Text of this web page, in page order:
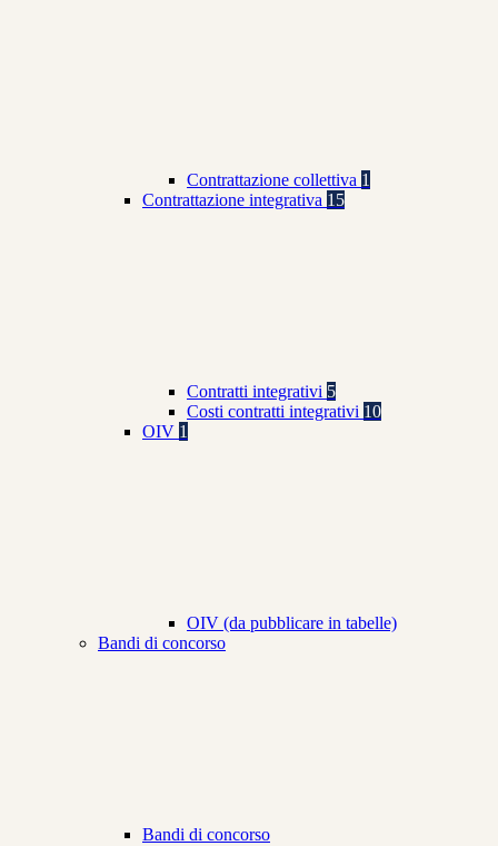
Contrattazione collettiva 1
Contrattazione integrativa 15
Contratti integrativi 5
Costi contratti integrativi 10
OIV 1
OIV (da pubblicare in tabelle)
Bandi di concorso
Bandi di concorso